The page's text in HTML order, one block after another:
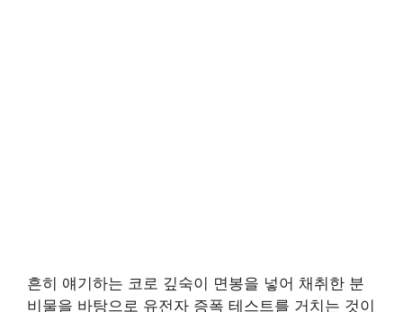
흔히 얘기하는 코로 깊숙이 면봉을 넣어 채취한 분
비물을 바탕으로 유전자 증폭 테스트를 거치는 것이